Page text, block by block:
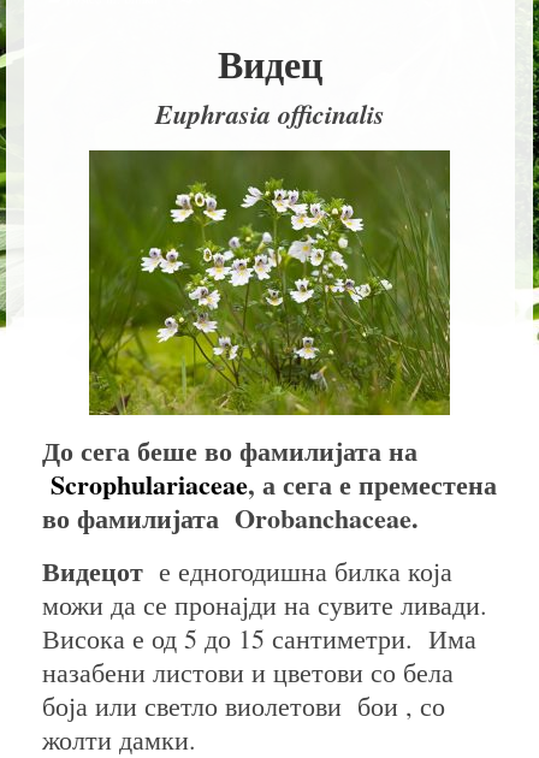
македонски јазик
Видец
Euphrasia officinalis
До сега беше во фамилијата на
Scrophulariaceae, а сега е преместена
во фамилијата Orobanchaceae.
Видецот е едногодишна билка која
можи да се пронајди на сувите ливади.
Висока е од 5 до 15 сантиметри. Има
назабени листови и цветови со бела
боја или светло виолетови бои , со
жолти дамки.